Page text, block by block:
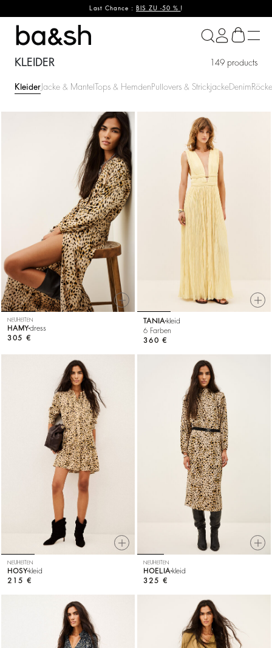
Last Chance : BIS ZU -50 % !
ba&sh
KLEIDER 149 products
Kleider Jacke & Mantel Tops & Hemden Pullovers & Strickjacke Denim
NEUHEITEN
HAMYdress
305 €
TANIA kleid
6 Farben
360 €
NEUHEITEN
HOSY kleid
215 €
NEUHEITEN
HOELIA kleid
325 €